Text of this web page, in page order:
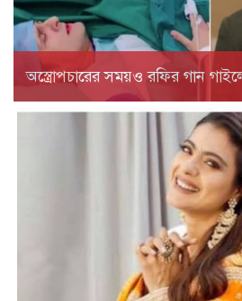
অস্ত্রোপচারের সময়ও রফির গান